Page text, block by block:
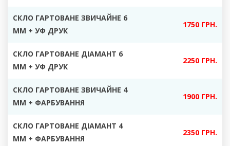
СКЛО ГАРТОВАНЕ ЗВИЧАЙНЕ 6
ММ + УФ ДРУК
1750 ГРН.
СКЛО ГАРТОВАНЕ ДІАМАНТ 6
ММ + УФ ДРУК
2250 ГРН.
СКЛО ГАРТОВАНЕ ЗВИЧАЙНЕ 4
ММ + ФАРБУВАННЯ
1900 ГРН.
СКЛО ГАРТОВАНЕ ДІАМАНТ 4
ММ + ФАРБУВАННЯ
2350 ГРН.